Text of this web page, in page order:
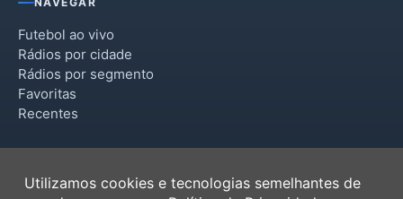
Futebol ao vivo
Rádios por cidade
Rádios por segmento
Favoritas
Recentes
Utilizamos cookies e tecnologias semelhantes de